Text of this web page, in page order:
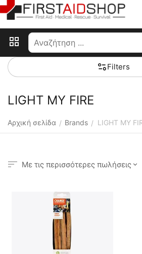
Filters
LIGHT MY FIRE
Αρχική σελίδα / Brands / LIGHT MY
Με τις περισσότερες πωλήσεις